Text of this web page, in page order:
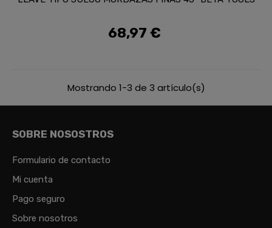
Precio
68,97 €
Mostrando 1-3 de 3 artículo(s)
SOBRE NOSOSTROS
Formulario de contacto
Mi cuenta
Pago seguro
Sobre nosotros